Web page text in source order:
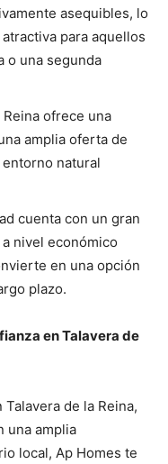
asequibles, lo
para aquellos
o una segunda
ofrece una
amplia oferta de
natural
cuenta con un gran
nivel económico
en una opción
plazo.
en Talavera de
de la Reina,
una amplia
local, Ap Homes te